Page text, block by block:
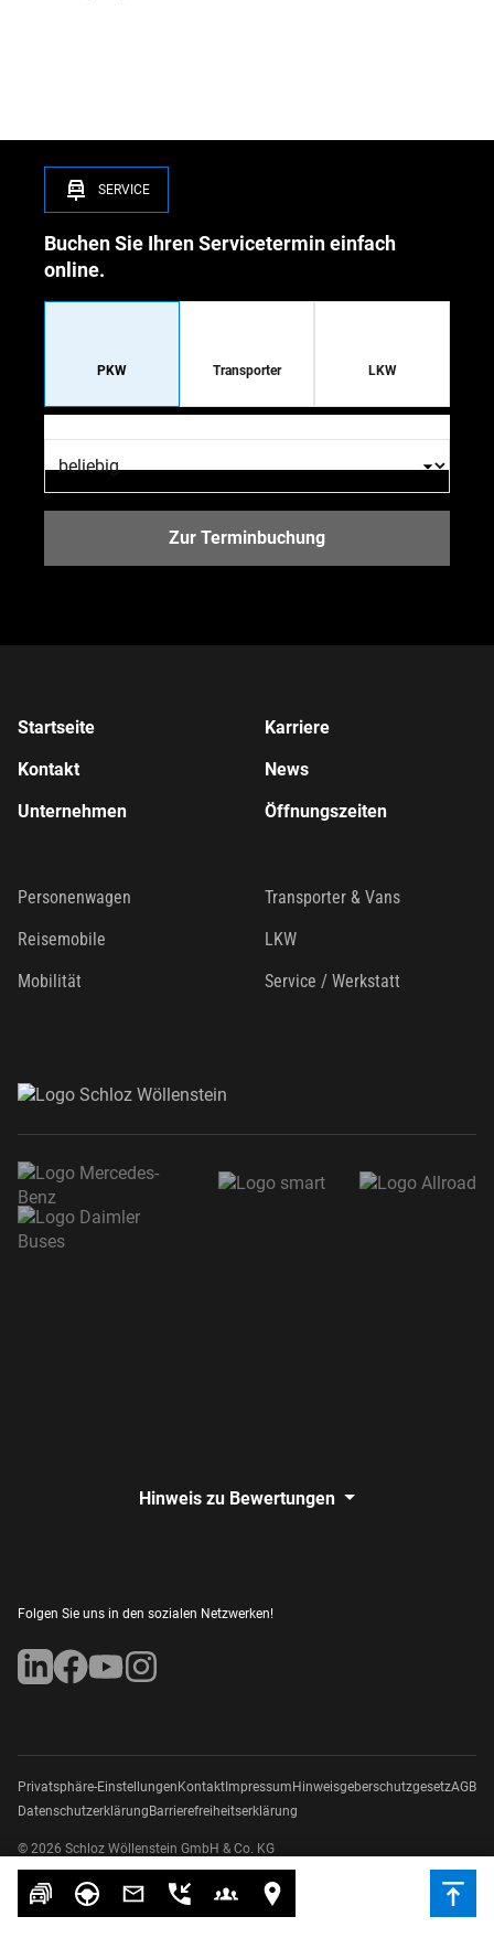
car_repair SERVICE
Buchen Sie Ihren Servicetermin einfach
online.
PKW Transporter LKW
Zur Terminbuchung
Startseite
Karriere
Kontakt
News
Unternehmen
Öffnungszeiten
Personenwagen
Transporter & Vans
Reisemobile
LKW
Mobilität
Service / Werkstatt
Hinweis zu Bewertungen
Folgen Sie uns in den sozialen Netzwerken!
Privatsphäre-Einstellungen Kontakt Impressum HinweisgeberschutzgesetzAGB
Datenschutzerklärung Barrierefreiheitserklärung
© 2026 Schloz Wöllenstein GmbH & Co. KG